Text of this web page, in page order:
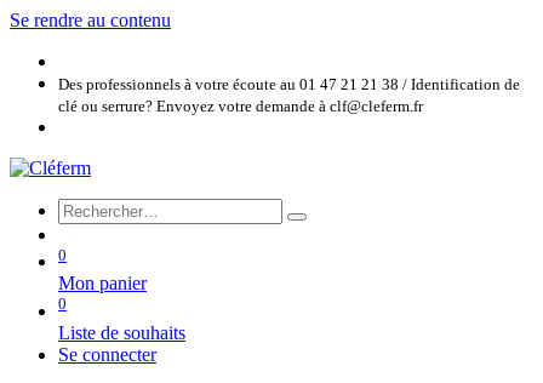
Se rendre au contenu
Des professionnels à votre écoute au 01 47 21 21 38 / Identification de
clé ou serrure? Envoyez votre demande à clf@cleferm.fr
0
Mon panier
0
Liste de souhaits
Se connecter